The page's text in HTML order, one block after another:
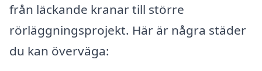
från läckande kranar till större
rörläggningsprojekt. Här är några städer
du kan överväga: